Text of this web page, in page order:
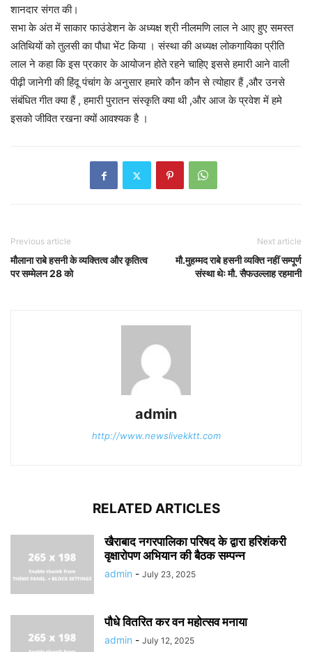
शानदार संगत की।
सभा के अंत में साकार फाउंडेशन के अध्यक्ष श्री नीलमणि लाल ने आए हुए समस्त
अतिथियों को तुलसी का पौधा भेंट किया । संस्था की अध्यक्ष लोकगायिका प्रीति
लाल ने कहा कि इस प्रकार के आयोजन होते रहने चाहिए इससे हमारी आने वाली
पीढ़ी जानेगी की हिंदू पंचांग के अनुसार हमारे कौन कौन से त्योहार हैं ,और उनसे
संबंधित गीत क्या हैं , हमारी पुरातन संस्कृति क्या थी ,और आज के प्रवेश में हमे
इसको जीवित रखना क्यों आवश्यक है ।
Previous article
मौलाना राबे हसनी के व्यक्तित्व और कृतित्व
पर सम्मेलन 28 को
Next article
मौ.मुहम्मद राबे हसनी व्यक्ति नहीं सम्पूर्ण
संस्था थेः मौ. सैफउल्लाह रहमानी
admin
http://www.newslivekktt.com
RELATED ARTICLES
खैराबाद नगरपालिका परिषद के द्वारा हरिशंकरी
वृक्षारोपण अभियान की बैठक सम्पन्न
admin - July 23, 2025
पौधे वितरित कर वन महोत्सव मनाया
admin - July 12, 2025